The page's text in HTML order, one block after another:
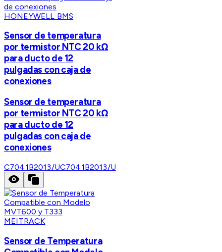
HONEYWELL BMS
Sensor de temperatura
por termistor NTC 20 kΩ
para ducto de 12
pulgadas con caja de
conexiones
Sensor de temperatura
por termistor NTC 20 kΩ
para ducto de 12
pulgadas con caja de
conexiones
C7041B2013/UC7041B2013/U
MEITRACK
Sensor de Temperatura